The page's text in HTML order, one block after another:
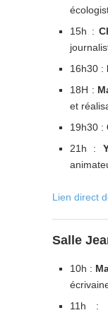
15h :
16h30 :
18H :
et
19h30 :
21h :
Lien direct
Salle
10h :
11h :